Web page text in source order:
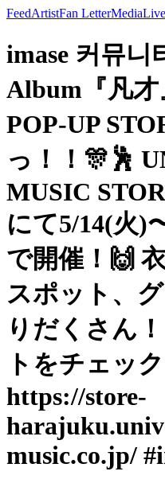
FeedArtistFan LetterMediaLive
imase 커뮤니
Album『凡
POP-UP
っ！！🎊🕺
MUSIC
にて5/14(火)
で開催！🙌
スポット、
りだくさん
トをチェッ
https://store-
music.co.jp/